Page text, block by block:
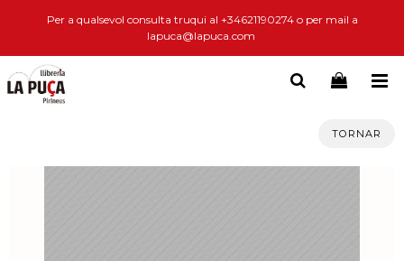
Per a qualsevol consulta truqui al +34621190274 o per mail a
lapuca@lapuca.com
TORNAR